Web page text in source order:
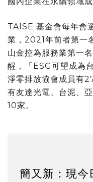
TAISE 基金會每年會
業，2021年前者第一
山金控為服務業第一
醒，「ESG可望成為
淨零排放協會成員有
有友達光電、台泥、
10家。
簡又新：現今